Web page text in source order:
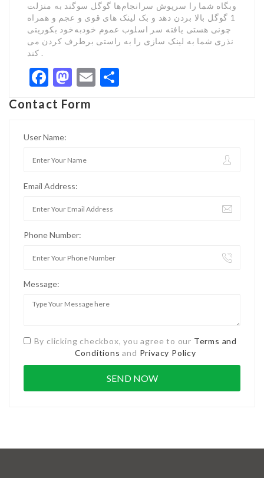
وبگاه شما را سرپوش سرانجام‌ها گوگل سوگند به منزلت
1 گوگل بالا بردن دهد و بک لینک های قوی و عجم و همراه
چونی هستی یافته سر اسلوب عموم خودبه‌خود بکوریتی
نذری شما به لینک سازی را به راستی برطرف کردن می
کند .
Facebook
Mastodon
Email
Contact Form
User Name:
Email Address:
Phone Number:
Message:
By clicking checkbox, you agree to our Terms and
Conditions and Privacy Policy